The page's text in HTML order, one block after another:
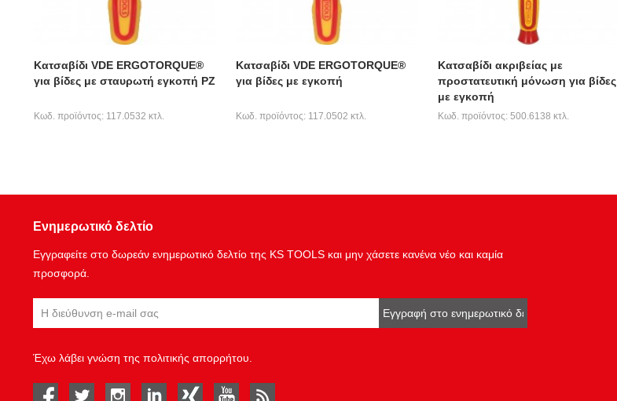
Κατσαβίδι VDE ERGOTORQUE®
για βίδες με σταυρωτή εγκοπή PZ
Κωδ. προϊόντος: 117.0532 κτλ.
Κατσαβίδι VDE ERGOTORQUE®
για βίδες με εγκοπή
Κωδ. προϊόντος: 117.0502 κτλ.
Κατσαβίδι ακριβείας με
προστατευτική μόνωση για βίδες
με εγκοπή
Κωδ. προϊόντος: 500.6138 κτλ.
Ενημερωτικό δελτίο
Εγγραφείτε στο δωρεάν ενημερωτικό δελτίο της KS TOOLS και μην χάσετε κανένα νέο και καμία
προσφορά.
Εγγραφή στο ενημερωτικό δελτίο
Έχω λάβει γνώση της πολιτικής απορρήτου
facebook twitter instagramlinked in Xing youtube